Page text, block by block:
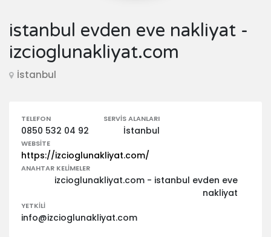
istanbul evden eve nakliyat -
izcioglunakliyat.com
İstanbul
TELEFON
0850 532 04 92
SERVIS ALANLARI
İstanbul
WEBSITE
https://izcioglunakliyat.com/
ANAHTAR KELIMELER
izcioglunakliyat.com - istanbul evden eve
nakliyat
YETKILI
info@izcioglunakliyat.com